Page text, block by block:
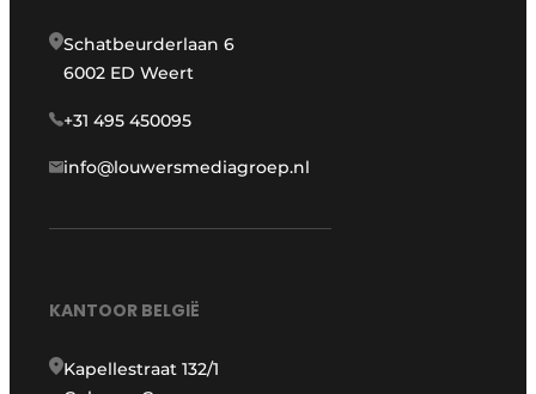
Schatbeurderlaan 6
6002 ED Weert
+31 495 450095
info@louwersmediagroep.nl
KANTOOR BELGIË
Kapellestraat 132/1